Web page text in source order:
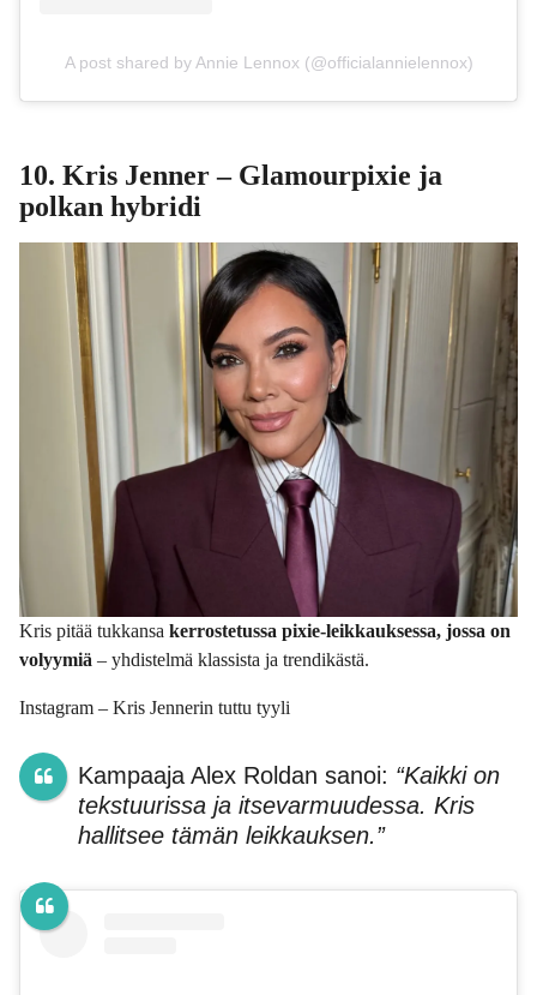
A post shared by Annie Lennox (@officialannielennox)
10. Kris Jenner– Glamourpixie ja
polkan hybridi
Kris pitää tukkansa kerrostetussa pixie-leikkauksessa, jossa on
volyymiä – yhdistelmä klassista ja trendikästä.
Instagram – Kris Jennerin tuttu tyyli
Kampaaja Alex Roldan sanoi: “Kaikki on
tekstuurissa ja itsevarmuudessa. Kris
hallitsee tämän leikkauksen.”